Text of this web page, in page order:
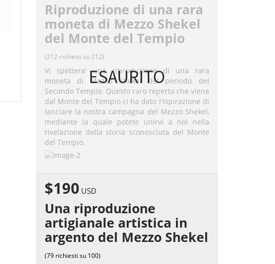
ESAURITO
Riproduzione di una rara
moneta di Mezzo Shekel
del Monte del Tempio
(212 richiesti su 212)
Vi spettera' una riproduzione di una rara
moneta di Mezzo Shekel del periodo del
Secondo Tempio. Questo raro reperto che viene
dal Monte del Tempio ci ha dato l'ispirazione di
lanciare la nostra campagna del Mezzo Shekel,
mediante la quale potete unirvi a noi nella
rivelazione della storia sconosciuta del Monte
del Tempio.
$190 USD
Una riproduzione
artigianale artistica in
argento del Mezzo Shekel
(79 richiesti su 100)